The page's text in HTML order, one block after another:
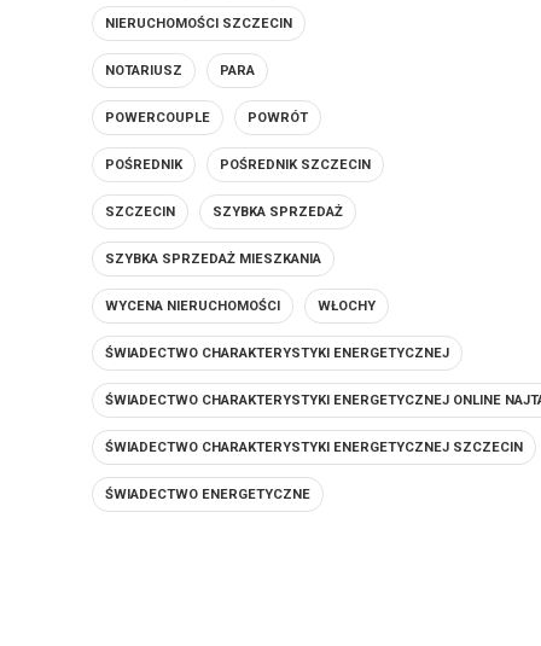
NIERUCHOMOŚCI SZCZECIN
NOTARIUSZ PARA
POWERCOUPLE POWRÓT
POŚREDNIK POŚREDNIK SZCZECIN
SZCZECIN SZYBKA SPRZEDAŻ
SZYBKA SPRZEDAŻ MIESZKANIA
WYCENA NIERUCHOMOŚCI WŁOCHY
ŚWIADECTWO CHARAKTERYSTYKI ENERGETYCZNEJ
ŚWIADECTWO CHARAKTERYSTYKI ENERGETYCZNEJ ONLINE
ŚWIADECTWO CHARAKTERYSTYKI ENERGETYCZNEJ SZCZECIN
ŚWIADECTWO ENERGETYCZNE